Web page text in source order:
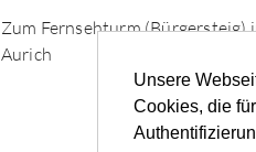
Unsere
Cookies, die
Zum Fernsehturm (Bürgersteig)
Aurich